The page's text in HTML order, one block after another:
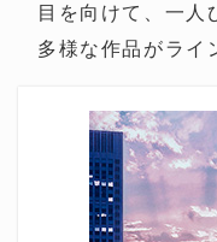
目を向けて、一人
多様な作品がライ